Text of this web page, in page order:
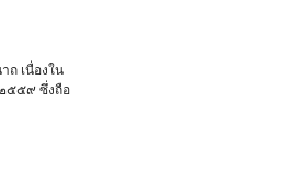
ถ เนื่องใน
๕๕๙ ซึ่งถือ